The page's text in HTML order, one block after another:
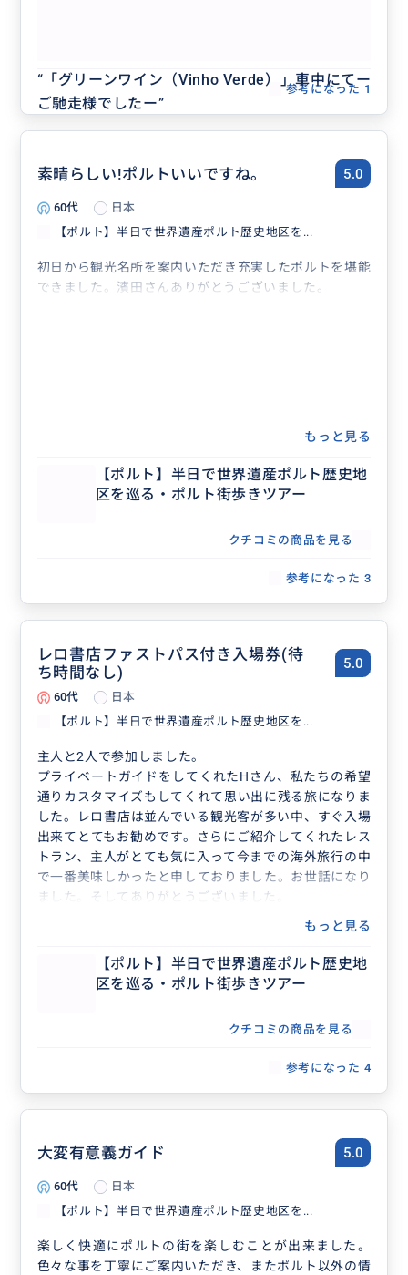
“ 「グリーンワイン（Vinho Verde）」車中にてー
ご馳走様でしたー”
した。
夫婦共々、ポルトガル、特にポルトが大好きになりまし
た！
参考になった 1
素晴らしい!ポルトいいですね。 5.0
60代
日本
【ポルト】半日で世界遺産ポルト歴史地区を...
初日から観光名所を案内いただき充実したポルトを堪能
できました。濱田さんありがとうございました。
もっと見る
【ポルト】半日で世界遺産ポルト歴史地
区を巡る・ポルト街歩きツアー
クチコミの商品を見る
参考になった 3
レロ書店ファストパス付き入場券(待
ち時間なし)
5.0
60代
日本
【ポルト】半日で世界遺産ポルト歴史地区を...
主人と2人で参加しました。
プライベートガイドをしてくれたHさん、私たちの希望
通りカスタマイズもしてくれて思い出に残る旅になりま
した。レロ書店は並んでいる観光客が多い中、すぐ入場
出来てとてもお勧めです。さらにご紹介してくれたレス
トラン、主人がとても気に入って今までの海外旅行の中
で一番美味しかったと申しておりました。お世話になり
ました。そしてありがとうございました。
もっと見る
【ポルト】半日で世界遺産ポルト歴史地
区を巡る・ポルト街歩きツアー
クチコミの商品を見る
参考になった 4
大変有意義ガイド 5.0
60代
日本
【ポルト】半日で世界遺産ポルト歴史地区を...
楽しく快適にポルトの街を楽しむことが出来ました。
色々な事を丁寧にご案内いただき、またポルト以外の情